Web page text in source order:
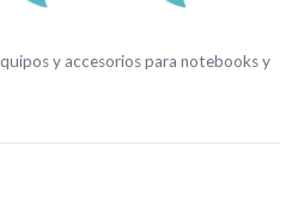
y accesorios para notebooks y